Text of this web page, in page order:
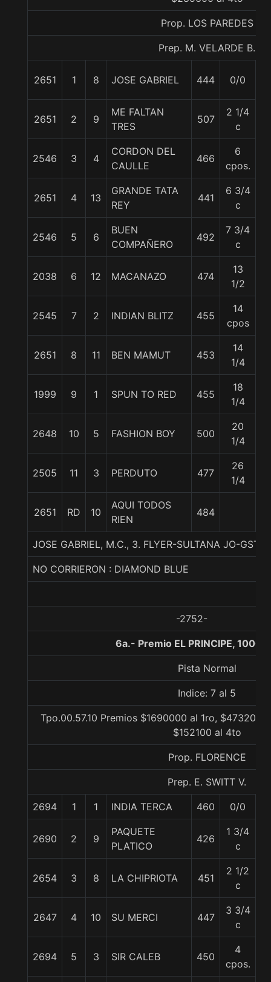
Prop. LOS PAREDES
Prep. M. VELARDE B.
2651 1 8 JOSE GABRIEL 444 0/0
2651 2 9
ME FALTAN
TRES
507
2 1/4
c
2546 3 4
CORDON DEL
CAULLE
466
6
cpos.
2651 4 13
GRANDE TATA
REY
441
6 3/4
c
2546 5 6
BUEN
COMPAÑERO
492
7 3/4
c
2038 6 12 MACANAZO 474
13
1/2
2545 7 2 INDIAN BLITZ 455
14
cpos
2651 8 11 BEN MAMUT 453
14
1/4
1999 9 1 SPUN TO RED 455
18
1/4
2648 10 5 FASHION BOY 500
20
1/4
2505 11 3 PERDUTO 477
26
1/4
2651 RD 10
AQUI TODOS
RIEN
484
JOSE GABRIEL, M.C., 3. FLYER-SULTANA JO-
NO CORRIERON : DIAMOND BLUE
-2752-
6a.- Premio EL PRINCIPE, 1000
Pista Normal
Indice: 7 al 5
Tpo.00.57.10 Premios $1690000 al 1ro, $473200
$152100 al 4to
Prop. FLORENCE
Prep. E. SWITT V.
2694 1 1 INDIA TERCA 460 0/0
2690 2 9
PAQUETE
PLATICO
426
1 3/4
c
2654 3 8 LA CHIPRIOTA 451
2 1/2
c
2647 4 10 SU MERCI 447
3 3/4
c
2694 5 3 SIR CALEB 450
4
cpos.